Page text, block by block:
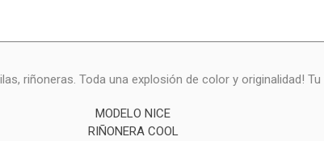
riñoneras. Toda una explosión de color y originalidad!
MODELO NICE
RIÑONERA COOL